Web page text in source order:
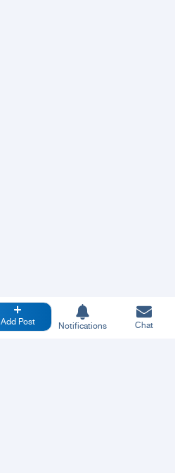
Add Post Notifications Chat